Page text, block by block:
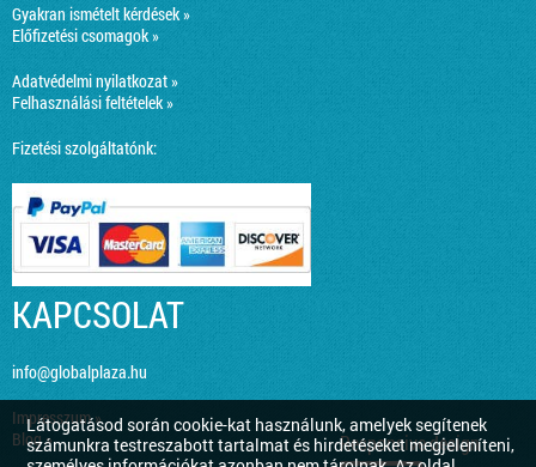
Látogatásod során cookie-kat használunk, amelyek segítenek
számunkra testreszabott tartalmat és hirdetéseket megjeleníteni,
Gyakran ismételt kérdések »
Előfizetési csomagok »
Adatvédelmi nyilatkozat »
Felhasználási feltételek »
Fizetési szolgáltatónk:
KAPCSOLAT
info@globalplaza.hu
Impresszum »
Blog »
Responsive design